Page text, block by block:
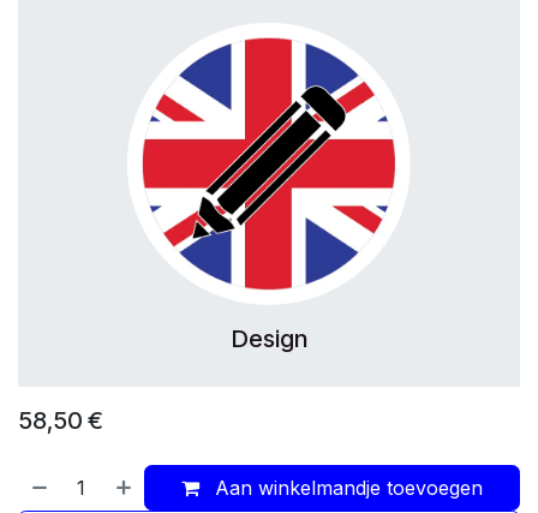
Design
58,50 €
Aan winkelmandje toevoegen